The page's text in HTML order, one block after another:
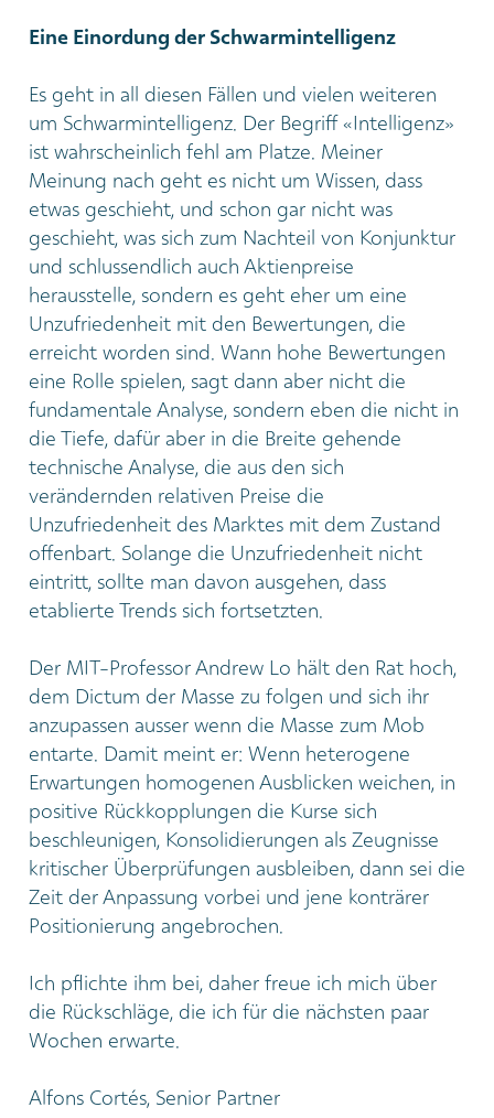
Eine Einordung der Schwarmintelligenz
Es geht in all diesen Fällen und vielen weiteren
um Schwarmintelligenz. Der Begriff «Intelligenz»
ist wahrscheinlich fehl am Platze. Meiner
Meinung nach geht es nicht um Wissen, dass
etwas geschieht, und schon gar nicht was
geschieht, was sich zum Nachteil von Konjunktur
und schlussendlich auch Aktienpreise
herausstelle, sondern es geht eher um eine
Unzufriedenheit mit den Bewertungen, die
erreicht worden sind. Wann hohe Bewertungen
eine Rolle spielen, sagt dann aber nicht die
fundamentale Analyse, sondern eben die nicht in
die Tiefe, dafür aber in die Breite gehende
technische Analyse, die aus den sich
verändernden relativen Preise die
Unzufriedenheit des Marktes mit dem Zustand
offenbart. Solange die Unzufriedenheit nicht
eintritt, sollte man davon ausgehen, dass
etablierte Trends sich fortsetzten.
Der MIT-Professor Andrew Lo hält den Rat hoch,
dem Dictum der Masse zu folgen und sich ihr
anzupassen ausser wenn die Masse zum Mob
entarte. Damit meint er: Wenn heterogene
Erwartungen homogenen Ausblicken weichen, in
positive Rückkopplungen die Kurse sich
beschleunigen, Konsolidierungen als Zeugnisse
kritischer Überprüfungen ausbleiben, dann sei die
Zeit der Anpassung vorbei und jene konträrer
Positionierung angebrochen.
Ich pflichte ihm bei, daher freue ich mich über
die Rückschläge, die ich für die nächsten paar
Wochen erwarte.
Alfons Cortés, Senior Partner